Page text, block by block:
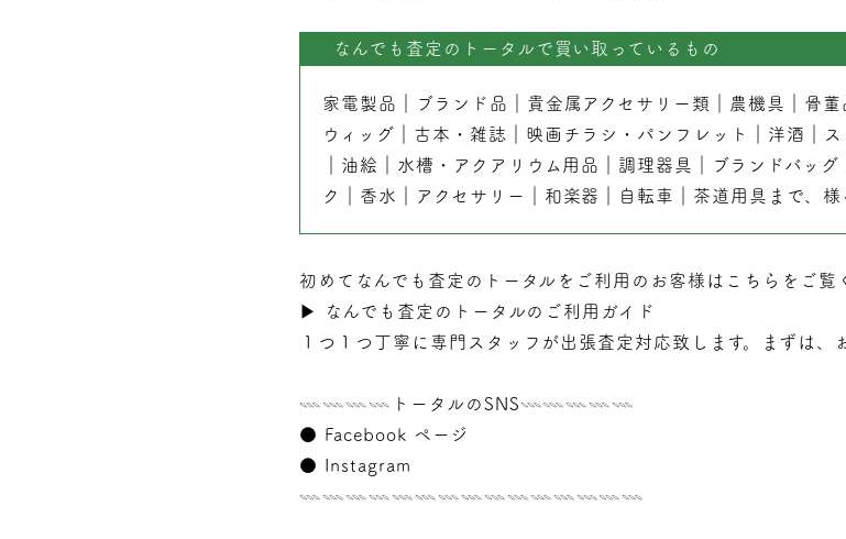
なんでも査定のトータルで買い取っているもの
家電製品 ブランド品 貴金属アクセサリー類 農機具 骨董
ウィッグ
古本 ・ 雑誌 映画チラシ・パンフレット 洋酒
油絵 水槽・アクアリウム用品 調理器具 ブランドバッグ
ク
香水 アクセサリー 和楽器 自転車 茶道用具 まで、
初めてなんでも査定のトータルをご利用のお客様はこちらをご覧
▶︎
なんでも査定のトータルのご利用ガイド
１つ１つ丁寧に専門スタッフが出張査定対応致します。まずは、
𓇠𓇠𓇠𓇠トータルのSNS𓇠𓇠𓇠𓇠𓇠
● Facebook ページ
● Instagram
𓇠𓇠𓇠𓇠𓇠𓇠𓇠𓇠𓇠𓇠𓇠𓇠𓇠𓇠𓇠